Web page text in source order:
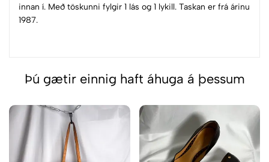
innan í. Með töskunni fylgir 1 lás og 1 lykill. Taskan er frá árinu
1987.
Þú gætir einnig haft áhuga á þessum